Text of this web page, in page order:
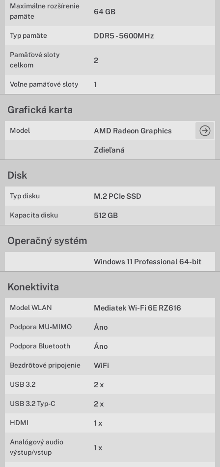
Maximálne rozšírenie
pamäte
64 GB
Typ pamäte DDR5 - 5600MHz
Pamäťové sloty
celkom
2
Voľne pamäťové sloty 1
Grafická karta
Model AMD Radeon Graphics
Zdieľaná
Disk
Typ disku M.2 PCIe SSD
Kapacita disku 512 GB
Operačný systém
Windows 11 Professional 64-bit
Konektivita
Model WLAN Mediatek Wi-Fi 6E RZ616
Podpora MU-MIMO Áno
Podpora Bluetooth Áno
Bezdrôtové pripojenie WiFi
USB 3.2 2 x
USB 3.2 Typ-C 2 x
HDMI 1 x
Analógový audio
výstup/vstup
1 x